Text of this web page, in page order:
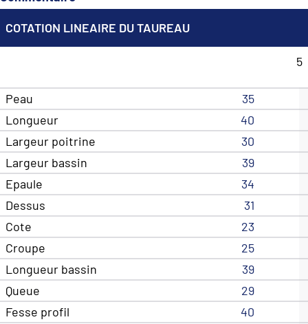
COTATION LINEAIRE DU TAUREAU
5
Peau
35
Longueur
40
Largeur poitrine
30
Largeur bassin
39
Epaule
34
Dessus
31
Cote
23
Croupe
25
Longueur bassin
39
Queue
29
Fesse profil
40